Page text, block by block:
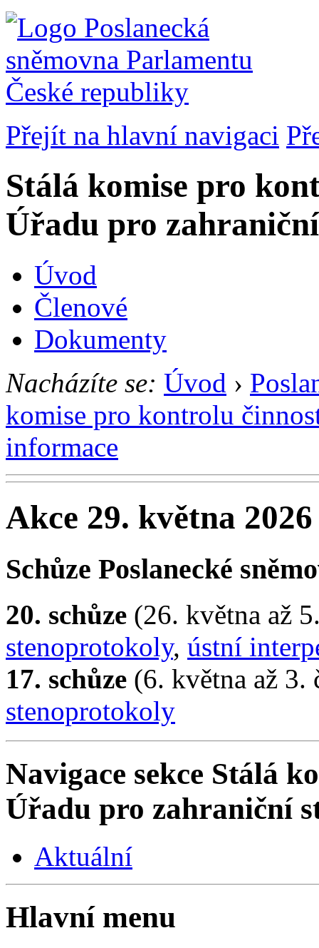
Přejít na hlavní navigaci
Stálá komise pro
Úřadu pro
Úvod
Členové
Dokumenty
Nacházíte se: Úvod ›
komise pro kontrolu
informace
Akce 29. května 2026
Schůze Poslanecké
20. schůze (26. května až
stenoprotokoly, ústní
17. schůze (6. května až
stenoprotokoly
Navigace sekce Stálá
Úřadu pro zahraniční
Aktuální
Hlavní menu